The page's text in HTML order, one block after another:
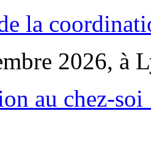
la
2026, à
au chez-